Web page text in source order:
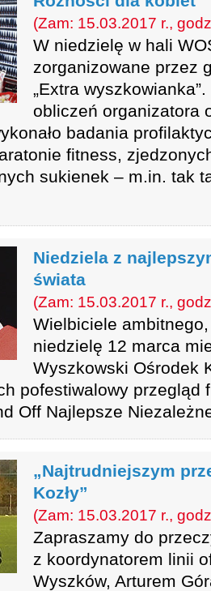
(Zam: 15.03.2017 r.,
W niedzielę w hali
zorganizowane przez
„Extra
obliczeń organizatora
badania
fitness,
sukienek – m.in. tak
Niedziela z
świata
(Zam: 15.03.2017 r.,
Wielbiciele
niedzielę 12 marca
Wyszkowski Ośrodek
pofestiwalowy przegląd
Off Najlepsze
„Najtrudniejszym
Kozły”
(Zam: 15.03.2017 r.,
Zapraszamy do
z koordynatorem linii
Wyszków, Arturem